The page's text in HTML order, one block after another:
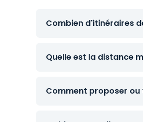
Combien d'itinéraires
Quelle est la distance
Comment proposer